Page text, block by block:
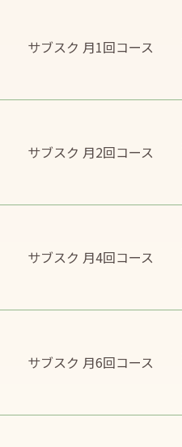
サブスク 月1回コース
サブスク 月2回コース
サブスク 月4回コース
サブスク 月6回コース